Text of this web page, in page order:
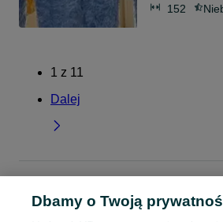
152
1 z 11
Dalej
Lubelskie
Swetry - Biała Podlaska
Dbamy o Twoją